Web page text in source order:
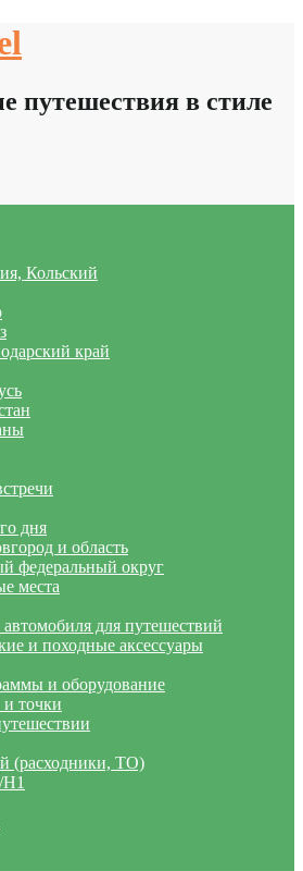
путешествия в стиле
Кольский
край
дня
и область
федеральный округ
места
для путешествий
и походные аксессуары
и оборудование
точки
(расходники, ТО)